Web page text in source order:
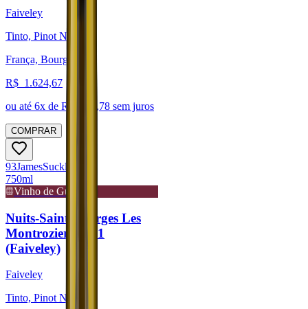
Faiveley
Tinto, Pinot Noir
França, Bourgogne
R$ 1.624,67
ou até 6x de R$ 270,78 sem juros
COMPRAR
93JamesSuckling
750ml
Vinho de Guarda
Nuits-Saint-Georges Les
Montroziers 2021
(Faiveley)
Faiveley
Tinto, Pinot Noir